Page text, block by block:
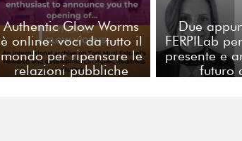
Authentic Glow Worms
è online: voci da tutto il
mondo per ripensare le
relazioni pubbliche
Due
FERPILab
presente e
futuro